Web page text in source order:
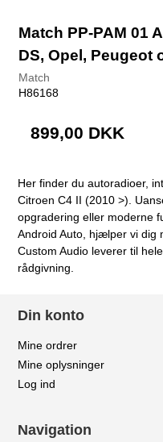
Match PP-PAM 01
DS, Opel, Peugeot
Match
H86168
899,00 DKK
Her finder du autoradioer,
Citroen C4 II (2010 >).
opgradering eller moderne
Android Auto, hjælper vi dig
Custom Audio leverer til
rådgivning.
Din konto
Mine ordrer
Mine oplysninger
Log ind
Navigation